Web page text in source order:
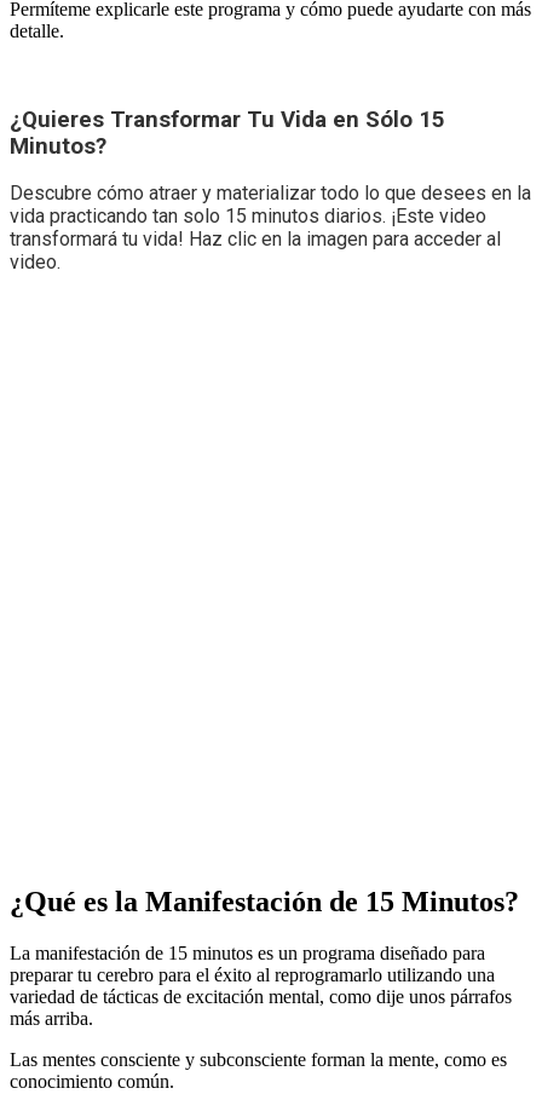
Permíteme explicarle este programa y cómo puede ayudarte con más
detalle.
¿Quieres Transformar Tu Vida en Sólo 15
Minutos?
Descubre cómo atraer y materializar todo lo que desees en la
vida practicando tan solo 15 minutos diarios. ¡Este video
transformará tu vida! Haz clic en la imagen para acceder al
video.
¿Qué es la Manifestación de 15 Minutos?
La manifestación de 15 minutos es un programa diseñado para
preparar tu cerebro para el éxito al reprogramarlo utilizando una
variedad de tácticas de excitación mental, como dije unos párrafos
más arriba.
Las mentes consciente y subconsciente forman la mente, como es
conocimiento común.